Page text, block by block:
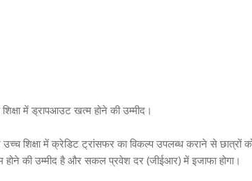
में ड्रापआउट खत्म होने की उम्मीद।
शिक्षा में क्रेडिट ट्रांसफर का विकल्प उपलब्ध कराने से छात्रों
होने की उम्मीद है और सकल प्रवेश दर (जीईआर) में इजाफा होगा।